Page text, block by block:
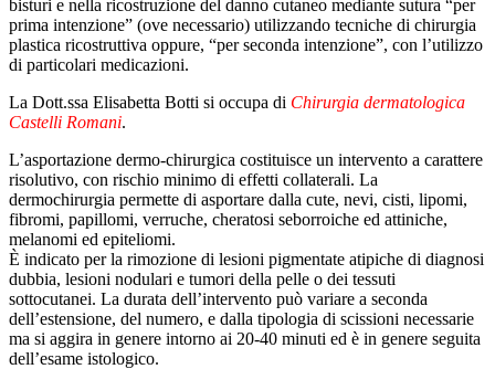
bisturi e nella ricostruzione del danno cutaneo mediante sutura “per
prima intenzione” (ove necessario) utilizzando tecniche di chirurgia
plastica ricostruttiva oppure, “per seconda intenzione”, con l’utilizzo
di particolari medicazioni.
La Dott.ssa Elisabetta Botti si occupa di Chirurgia dermatologica
Castelli Romani.
L’asportazione dermo-chirurgica costituisce un intervento a carattere
risolutivo, con rischio minimo di effetti collaterali. La
dermochirurgia permette di asportare dalla cute, nevi, cisti, lipomi,
fibromi, papillomi, verruche, cheratosi seborroiche ed attiniche,
melanomi ed epiteliomi.
È indicato per la rimozione di lesioni pigmentate atipiche di diagnosi
dubbia, lesioni nodulari e tumori della pelle o dei tessuti
sottocutanei. La durata dell’intervento può variare a seconda
dell’estensione, del numero, e dalla tipologia di scissioni necessarie
ma si aggira in genere intorno ai 20-40 minuti ed è in genere seguita
dell’esame istologico.